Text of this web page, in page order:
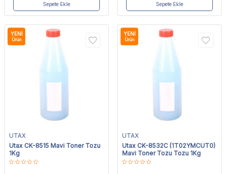
Sepete Ekle Sepete Ekle
YENI
Ürün
UTAX
Utax CK-8515 Mavi Toner Tozu
1Kg
YENI
Ürün
UTAX
Utax CK-8532C (1T02YMCUT0)
Mavi Toner Tozu Tozu 1Kg